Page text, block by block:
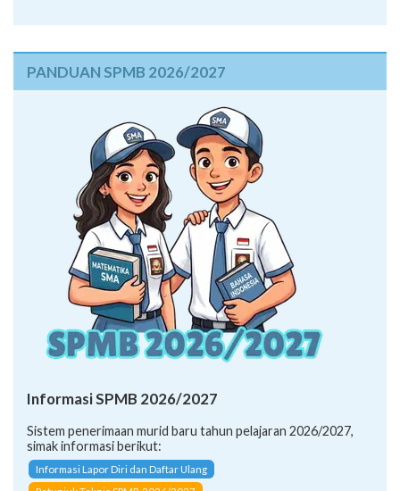
PANDUAN SPMB 2026/2027
Informasi SPMB 2026/2027
Sistem penerimaan murid baru tahun pelajaran 2026/2027,
simak informasi berikut:
Informasi Lapor Diri dan Daftar Ulang